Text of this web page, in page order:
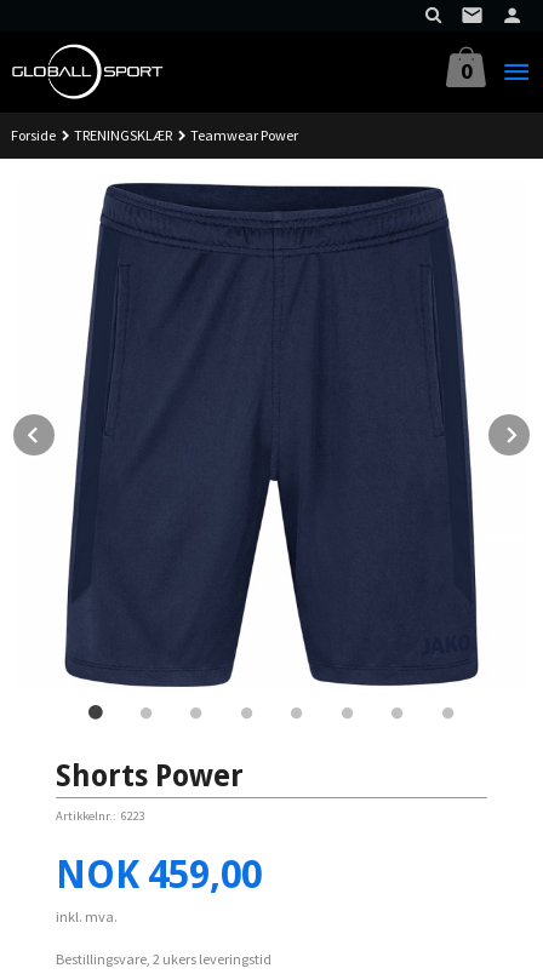
innholdet
0
Forside TRENINGSKLÆR Teamwear Power
Prev
Shorts Power
Artikkelnr.: 6223
Pris
NOK 459,00
inkl. mva.
Bestillingsvare, 2 ukers leveringstid